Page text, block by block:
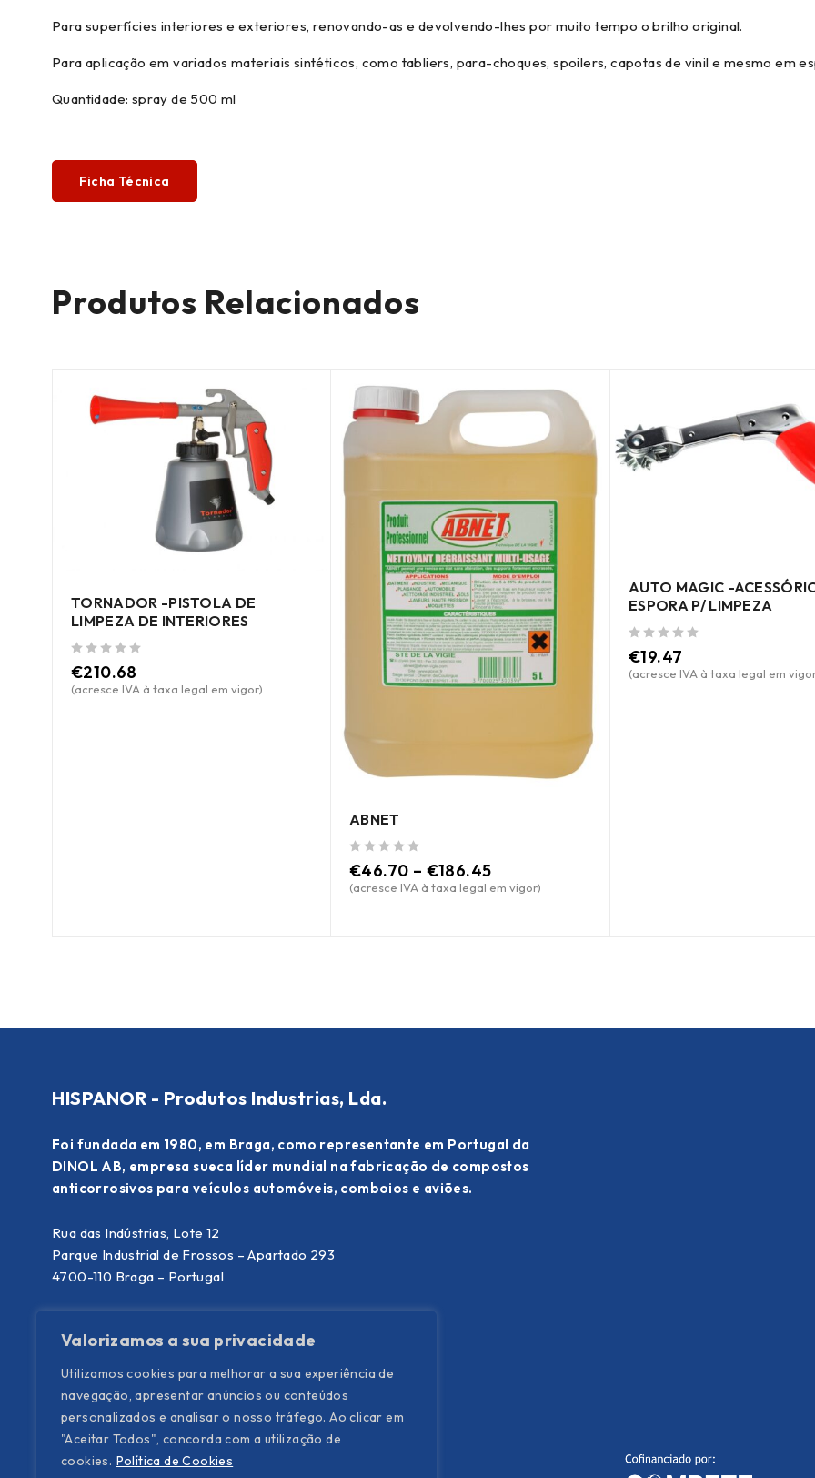
Valorizamos a sua privacidade
Utilizamos cookies para melhorar a sua experiência de
navegação, apresentar anúncios ou conteúdos
personalizados e analisar o nosso tráfego. Ao clicar em
"Aceitar Todos", concorda com a utilização de
cookies. Política de Cookies
Para superfícies interiores e exteriores, renovando-as e devolvendo-lhes por muito tempo o brilho original.
Para aplicação em variados materiais sintéticos, como tabliers, para-choques, spoilers, capotas de vinil e mesmo em
Quantidade: spray de 500 ml
Ficha Técnica
Produtos Relacionados
TORNADOR -PISTOLA DE
LIMPEZA DE INTERIORES
€210.68
(acresce IVA à taxa legal em vigor)
ABNET
€46.70 – €186.45
(acresce IVA à taxa legal em vigor)
AUTO MAGIC -
ESPORA P/ LIMPEZA
€19.47
(acresce IVA à taxa legal em
HISPANOR - Produtos Industrias, Lda.
Foi fundada em 1980, em Braga, como representante em Portugal da
DINOL AB, empresa sueca líder mundial na fabricação de compostos
anticorrosivos para veículos automóveis, comboios e aviões.
Rua das Indústrias, Lote 12
Parque Industrial de Frossos – Apartado 293
4700-110 Braga – Portugal
E.info@hispanor.pt